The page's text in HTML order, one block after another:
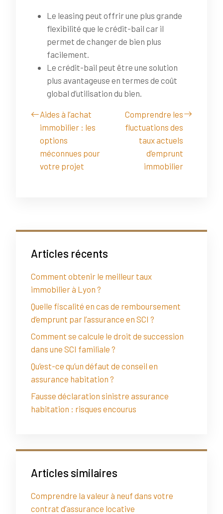
Le leasing peut offrir une plus grande
flexibilité que le crédit-bail car il
permet de changer de bien plus
facilement.
Le crédit-bail peut être une solution
plus avantageuse en termes de coût
global d’utilisation du bien.
Aides à l’achat
immobilier : les
options
méconnues pour
votre projet
Comprendre les
fluctuations des
taux actuels
d’emprunt
immobilier
Articles récents
Comment obtenir le meilleur taux
immobilier à Lyon ?
Quelle fiscalité en cas de remboursement
d’emprunt par l’assurance en SCI ?
Comment se calcule le droit de succession
dans une SCI familiale ?
Qu’est-ce qu’un défaut de conseil en
assurance habitation ?
Fausse déclaration sinistre assurance
habitation : risques encourus
Articles similaires
Comprendre la valeur à neuf dans votre
contrat d’assurance locative